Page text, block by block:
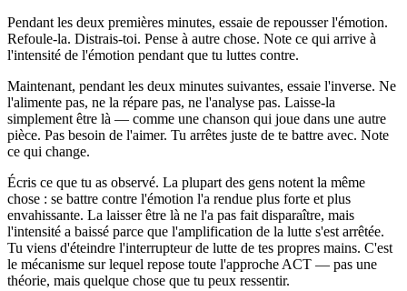
Pendant les deux premières minutes, essaie de repousser l'émotion.
Refoule-la. Distrais-toi. Pense à autre chose. Note ce qui arrive à
l'intensité de l'émotion pendant que tu luttes contre.
Maintenant, pendant les deux minutes suivantes, essaie l'inverse. Ne
l'alimente pas, ne la répare pas, ne l'analyse pas. Laisse-la
simplement être là — comme une chanson qui joue dans une autre
pièce. Pas besoin de l'aimer. Tu arrêtes juste de te battre avec. Note
ce qui change.
Écris ce que tu as observé. La plupart des gens notent la même
chose : se battre contre l'émotion l'a rendue plus forte et plus
envahissante. La laisser être là ne l'a pas fait disparaître, mais
l'intensité a baissé parce que l'amplification de la lutte s'est arrêtée.
Tu viens d'éteindre l'interrupteur de lutte de tes propres mains. C'est
le mécanisme sur lequel repose toute l'approche ACT — pas une
théorie, mais quelque chose que tu peux ressentir.